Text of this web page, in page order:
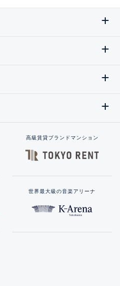
高級賃貸ブランドマンション
世界最大級の音楽アリーナ